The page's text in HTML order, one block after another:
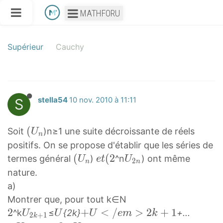
MATHFORU
Supérieur Cauchy
S stella54 10 nov. 2010 à 11:11
Soit (
U
n
(
_
n
(Un)n≥1 une suite décroissante de réels
positifs. On se propose d'établir que les séries de
termes général (
(
U
(Un) e
2
e
et(2^nU
U
_
U2n ) ont même
nature.
a)
Montrer que, pour tout k∈N
2
2^kU
U2k+1 ≤U
U{2k}+
+U < /em > 2k + 1+...